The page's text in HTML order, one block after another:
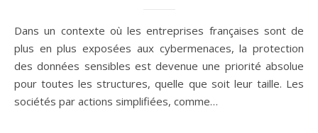
Dans un contexte où les entreprises françaises sont de
plus en plus exposées aux cybermenaces, la protection
des données sensibles est devenue une priorité absolue
pour toutes les structures, quelle que soit leur taille. Les
sociétés par actions simplifiées, comme…